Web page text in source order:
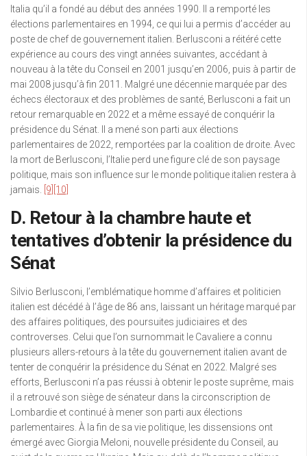
Italia qu’il a fondé au début des années 1990. Il a remporté les
élections parlementaires en 1994, ce qui lui a permis d’accéder au
poste de chef de gouvernement italien. Berlusconi a réitéré cette
expérience au cours des vingt années suivantes, accédant à
nouveau à la tête du Conseil en 2001 jusqu’en 2006, puis à partir de
mai 2008 jusqu’à fin 2011. Malgré une décennie marquée par des
échecs électoraux et des problèmes de santé, Berlusconi a fait un
retour remarquable en 2022 et a même essayé de conquérir la
présidence du Sénat. Il a mené son parti aux élections
parlementaires de 2022, remportées par la coalition de droite. Avec
la mort de Berlusconi, l’Italie perd une figure clé de son paysage
politique, mais son influence sur le monde politique italien restera à
jamais.
[9] [10]
D. Retour à la chambre haute et
tentatives d’obtenir la présidence du
Sénat
Silvio Berlusconi, l’emblématique homme d’affaires et politicien
italien est décédé à l’âge de 86 ans, laissant un héritage marqué par
des affaires politiques, des poursuites judiciaires et des
controverses. Celui que l’on surnommait le Cavaliere a connu
plusieurs allers-retours à la tête du gouvernement italien avant de
tenter de conquérir la présidence du Sénat en 2022. Malgré ses
efforts, Berlusconi n’a pas réussi à obtenir le poste suprême, mais
il a retrouvé son siège de sénateur dans la circonscription de
Lombardie et continué à mener son parti aux élections
parlementaires. À la fin de sa vie politique, les dissensions ont
émergé avec Giorgia Meloni, nouvelle présidente du Conseil, au